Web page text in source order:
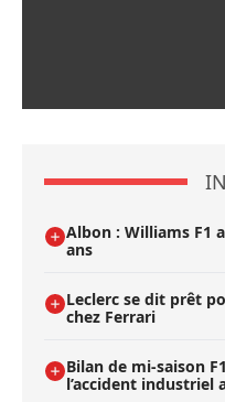
Albon : Williams F1
ans
Leclerc se dit prêt
chez Ferrari
Bilan de mi-saison
l’accident industriel